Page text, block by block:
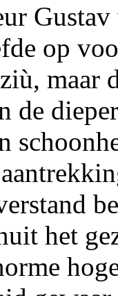
op
maar
de
het